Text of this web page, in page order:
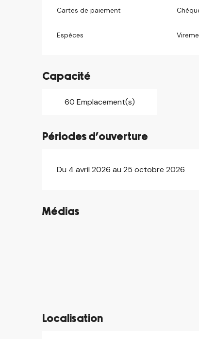
Cartes de paiement
Espèces
Capacité
60 Emplacement(s)
Périodes d'ouverture
Du 4 avril 2026 au 25 octobre 2026
Médias
©
Localisation